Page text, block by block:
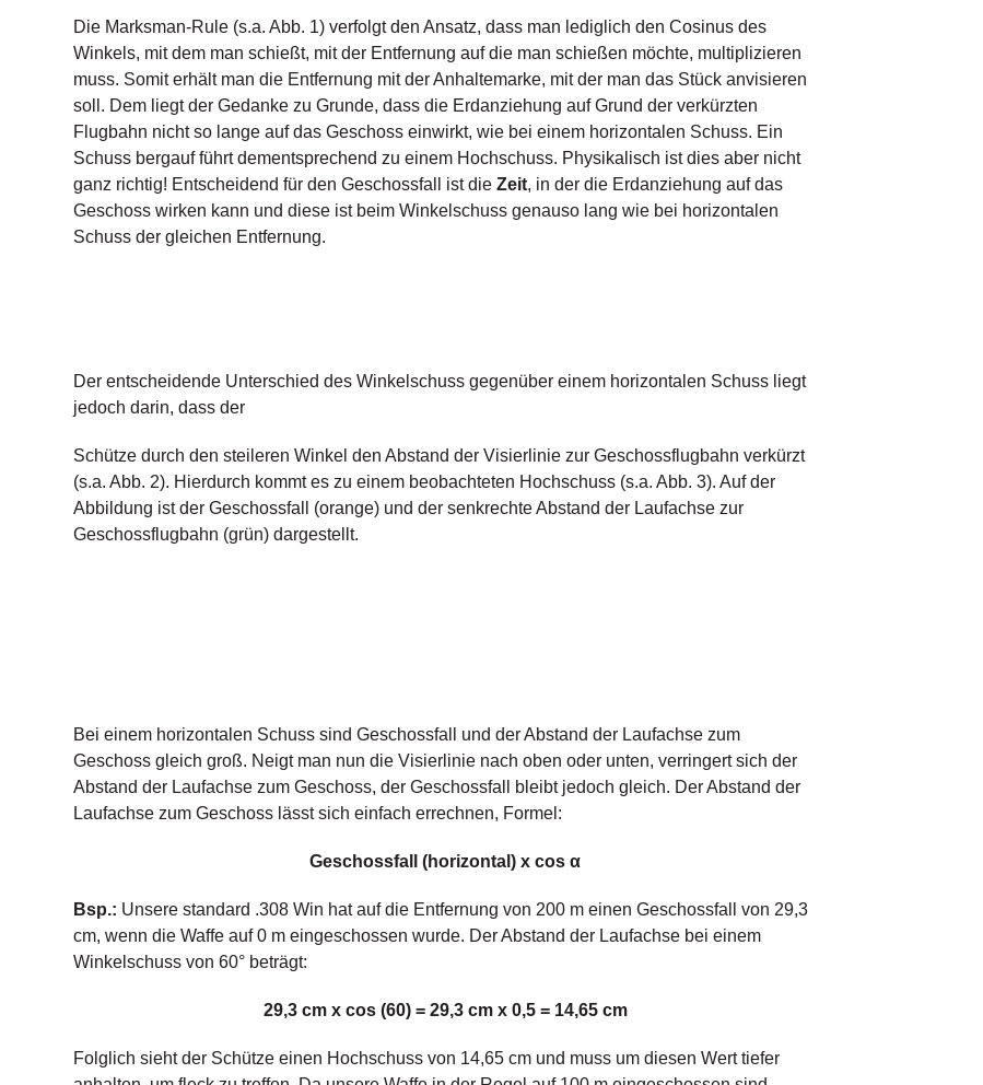
Die Marksman-Rule (s.a. Abb. 1) verfolgt den Ansatz, dass man lediglich den Cosinus des
Winkels, mit dem man schießt, mit der Entfernung auf die man schießen möchte, multiplizieren
muss. Somit erhält man die Entfernung mit der Anhaltemarke, mit der man das Stück anvisieren
soll. Dem liegt der Gedanke zu Grunde, dass die Erdanziehung auf Grund der verkürzten
Flugbahn nicht so lange auf das Geschoss einwirkt, wie bei einem horizontalen Schuss. Ein
Schuss bergauf führt dementsprechend zu einem Hochschuss. Physikalisch ist dies aber nicht
ganz richtig! Entscheidend für den Geschossfall ist dieZeit, in der die Erdanziehung auf das
Geschoss wirken kann und diese ist beim Winkelschuss genauso lang wie bei horizontalen
Schuss der gleichen Entfernung.
Der entscheidende Unterschied des Winkelschuss gegenüber einem horizontalen Schuss liegt
jedoch darin, dass der
Schütze durch den steileren Winkel den Abstand der Visierlinie zur Geschossflugbahn verkürzt
(s.a. Abb. 2). Hierdurch kommt es zu einem beobachteten Hochschuss (s.a. Abb. 3). Auf der
Abbildung ist der Geschossfall (orange) und der senkrechte Abstand der Laufachse zur
Geschossflugbahn (grün) dargestellt.
Bei einem horizontalen Schuss sind Geschossfall und der Abstand der Laufachse zum
Geschoss gleich groß. Neigt man nun die Visierlinie nach oben oder unten, verringert sich der
Abstand der Laufachse zum Geschoss, der Geschossfall bleibt jedoch gleich. Der Abstand der
Laufachse zum Geschoss lässt sich einfach errechnen, Formel:
Geschossfall (horizontal) x cos α
Bsp.: Unsere standard .308 Win hat auf die Entfernung von 200 m einen Geschossfall von 29,3
cm, wenn die Waffe auf 0 m eingeschossen wurde. Der Abstand der Laufachse bei einem
Winkelschuss von 60° beträgt:
29,3 cm x cos (60) = 29,3 cm x 0,5 = 14,65 cm
Folglich sieht der Schütze einen Hochschuss von 14,65 cm und muss um diesen Wert tiefer